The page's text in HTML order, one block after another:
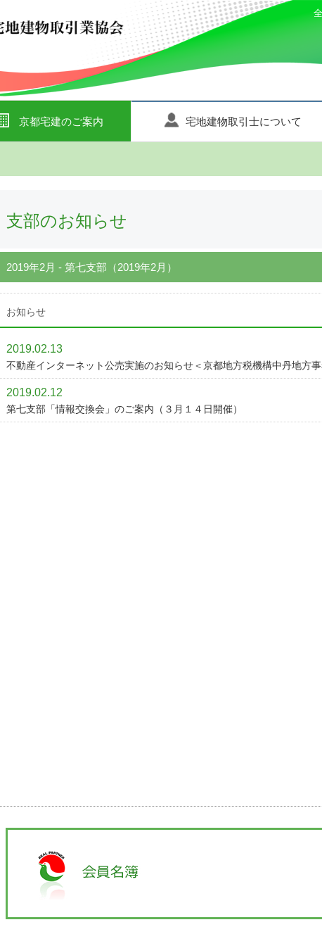
京都宅建のご案内 宅地建物取引士について
支部のお知らせ
2019年2月 - 第七支部（2019年2月）
お知らせ
2019.02.13
不動産インターネット公売実施のお知らせ＜京都地方税機構中丹地方事
2019.02.12
第七支部「情報交換会」のご案内（３月１４日開催）